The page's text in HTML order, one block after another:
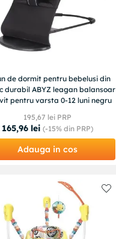
de dormit pentru bebelusi din
durabil ABYZ leagan balansoar
pentru varsta 0-12 luni negru
195,67 lei PRP
165,96 lei (-15%din PRP)
Adauga in cos